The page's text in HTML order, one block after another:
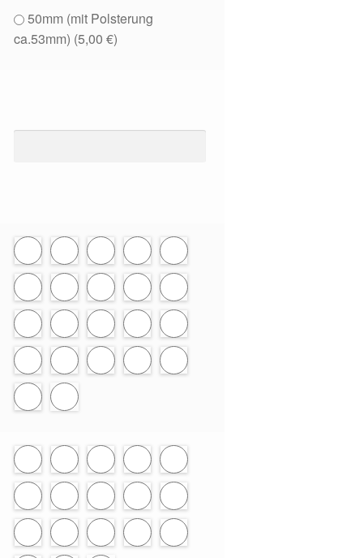
50mm (mit Polsterung
ca.53mm) (5,00€)